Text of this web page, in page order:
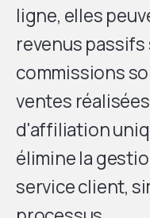
ligne, elles
revenus
commissions
ventes
d'affiliation
élimine la
service client,